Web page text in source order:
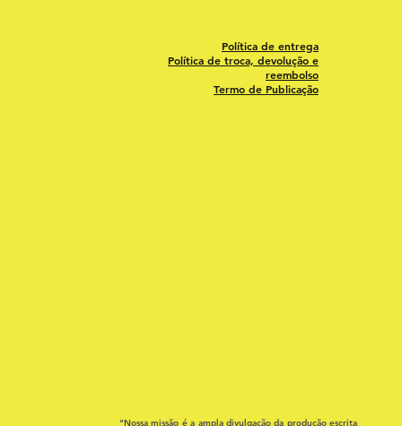
Política de entrega
Política de troca, devolução e
reembolso
Termo de Publicação
"Nossa missão é a ampla divulgação da produção escrita